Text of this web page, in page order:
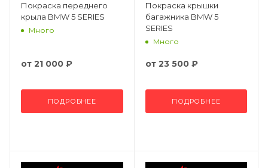
Покраска переднего
крыла BMW 5 SERIES
Много
от 21 000 ₽
ПОДРОБНЕЕ
Покраска крышки
багажника BMW 5
SERIES
Много
от 23 500 ₽
ПОДРОБНЕЕ